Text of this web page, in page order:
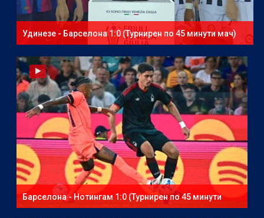
Удинезе - Барселона 1:0 (Турнирен по 45 минути мач)
Барселона - Нотингам 1:0 (Турнирен по 45 минути
мач)